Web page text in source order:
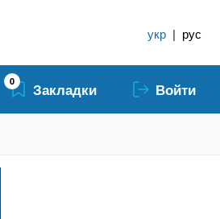
укр | рус
0 Закладки Войти